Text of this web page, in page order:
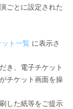
ごとに設定された
ト一覧 に表示さ
き、電子チケット
チケット画面を操
した紙等をご提示